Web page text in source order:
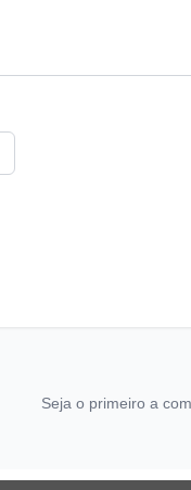
Seja o primeiro a